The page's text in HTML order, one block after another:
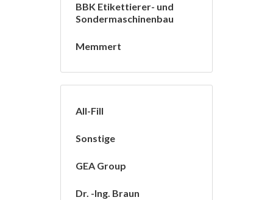
BBK Etikettierer- und
Sondermaschinenbau
Memmert
All-Fill
Sonstige
GEA Group
Dr. -Ing. Braun